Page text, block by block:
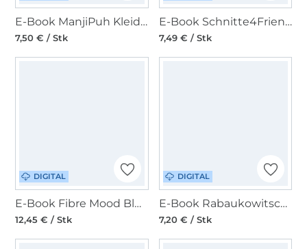
E-Book ManjiPuh Kleid/Bluse Rosi
7,50 € / Stk
E-Book Schnitte4Friends Sandy Bluse mit und ohne Rüschen
7,49 € / Stk
DIGITAL
E-Book Fibre Mood Bluse Odyna
12,45 € / Stk
DIGITAL
E-Book Rabaukowitsch Damen Kleid/Bluse Ilsebill
7,20 € / Stk